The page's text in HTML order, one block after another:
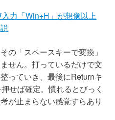
力「Win+H」が想像以上
の「スペースキーで変換」
せん。打っているだけで文
っていき、最後にReturnキ
せば確定。慣れるとびっく
が止まらない感覚すらあり